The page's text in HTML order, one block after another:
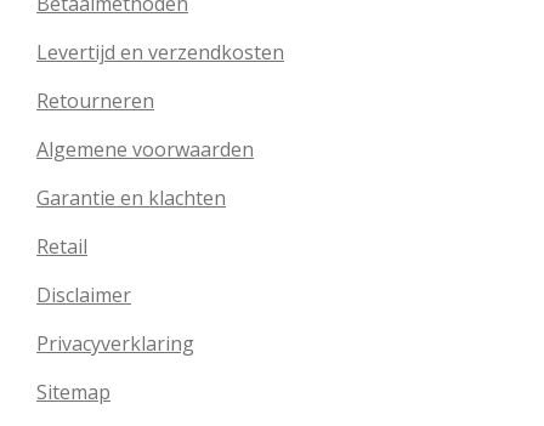
Levertijd en verzendkosten
Retourneren
Algemene voorwaarden
Garantie en klachten
Retail
Disclaimer
Privacyverklaring
Sitemap